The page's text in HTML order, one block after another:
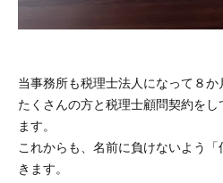
当事務所も税理士法人になって８
たくさんの方と税理士顧問契約を
ます。
これからも、名前に負けないよう
きます。